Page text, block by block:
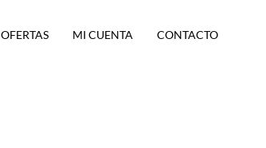
OFERTAS MI CUENTA CONTACTO